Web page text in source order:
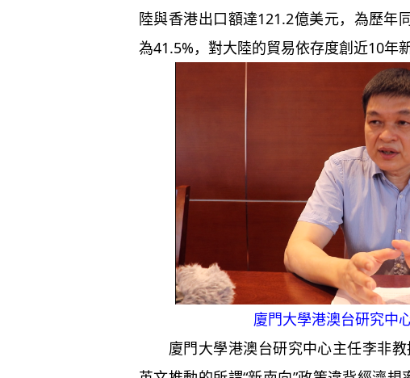
陸與香港出口額達121.2億美元，為歷年
為41.5%，對大陸的貿易依存度創近10年新
廈門大學港澳台研究中
廈門大學港澳台研究中心主任李非教